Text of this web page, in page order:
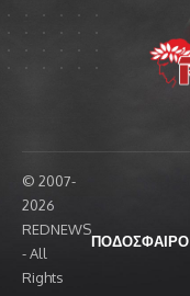
© 2007-
2026
REDNEWS
- All
Rights
ΠΟΔΟΣΦΑΙΡΟ